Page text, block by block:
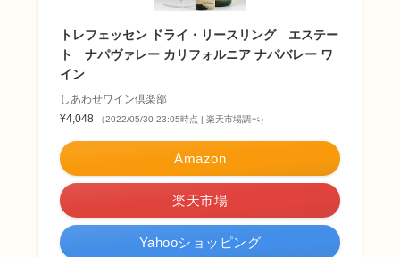
トレフェッセン ドライ・リースリング エステー
ト ナパヴァレー カリフォルニア ナパバレー ワ
イン
しあわせワイン倶楽部
¥4,048
（2022/05/30 23:05時点 | 楽天市場調べ）
Amazon
楽天市場
Yahooショッピング